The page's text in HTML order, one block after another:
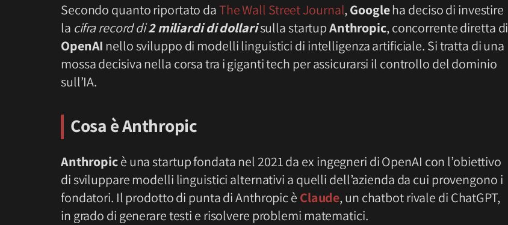
Secondo quanto riportato daThe Wall Street Journal,Googleha deciso di investire
la cifra record di2 miliardi di dollarisulla startupAnthropic, concorrente diretta di
OpenAI nello sviluppo di modelli linguistici di intelligenza artificiale. Si tratta di una
mossa decisiva nella corsa tra i giganti tech per assicurarsi il controllo del dominio
sull’IA.
Cosa è Anthropic
Anthropicè una startup fondata nel 2021 da ex ingegneri di OpenAI con l’obiettivo
di sviluppare modelli linguistici alternativi a quelli dell’azienda da cui provengono i
fondatori. Il prodotto di punta di Anthropic è Claude, un chatbot rivale di ChatGPT,
in grado di generare testi e risolvere problemi matematici.